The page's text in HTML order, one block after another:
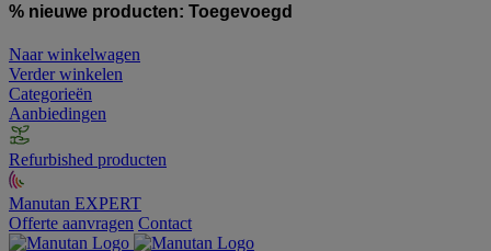
% nieuwe producten: Toegevoegd
Naar winkelwagen
Verder winkelen
Categorieën
Aanbiedingen
Refurbished producten
Manutan EXPERT
Offerte aanvragen Contact